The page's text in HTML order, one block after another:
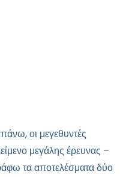
οι μεγεθυντές
μεγάλης έρευνας –
τα αποτελέσματα δύο